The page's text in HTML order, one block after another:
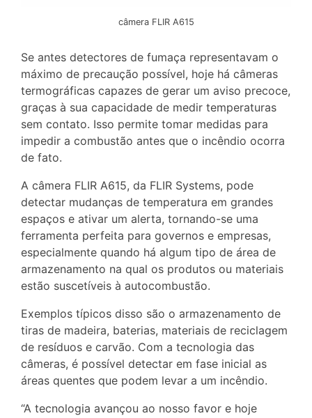
câmera FLIR A615
Se antes detectores de fumaça representavam o
máximo de precaução possível, hoje há câmeras
termográficas capazes de gerar um aviso precoce,
graças à sua capacidade de medir temperaturas
sem contato. Isso permite tomar medidas para
impedir a combustão antes que o incêndio ocorra
de fato.
A câmera FLIR A615, da FLIR Systems, pode
detectar mudanças de temperatura em grandes
espaços e ativar um alerta, tornando-se uma
ferramenta perfeita para governos e empresas,
especialmente quando há algum tipo de área de
armazenamento na qual os produtos ou materiais
estão suscetíveis à autocombustão.
Exemplos típicos disso são o armazenamento de
tiras de madeira, baterias, materiais de reciclagem
de resíduos e carvão. Com a tecnologia das
câmeras, é possível detectar em fase inicial as
áreas quentes que podem levar a um incêndio.
“A tecnologia avançou ao nosso favor e hoje